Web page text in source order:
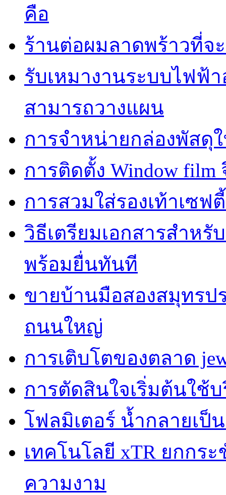
คือ
ร้านต่อผมลาดพร้าวที่จ
รับเหมางานระบบไฟฟ้
สามารถวางแผน
การจำหน่ายกล่องพัสดุ
การติดตั้ง Window
การสวมใส่รองเท้าเซฟ
วิธีเตรียมเอกสารสำห
พร้อมยื่นทันที
ขายบ้านมือสองสมุทรป
ถนนใหญ่
การเติบโตของตลาด
การตัดสินใจเริ่มต้นใช้
โฟลมิเตอร์ น้ำกลายเ
เทคโนโลยี xTR ยกกร
ความงาม